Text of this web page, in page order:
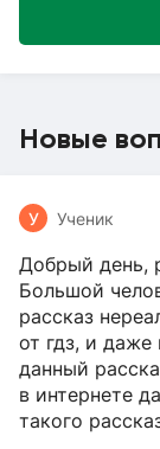
Новые
У Ученик
Добрый день,
Большой
рассказ
от гдз, и
данный
в интернете
такого